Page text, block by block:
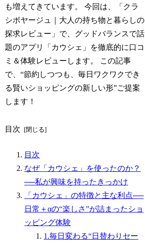
も増えてきています。 今回は、「クラ
シボヤージュ｜大人の持ち物と暮らしの
探求レビュー」で、グッドバランスで話
題のアプリ「カウシェ」を徹底的に口コ
ミ＆体験レビューします。 この記事
で、“節約しつつも、毎日ワクワクでき
る賢いショッピングの新しい形”ご提案
します！
目次
目次
なぜ「カウシェ」を使ったのか？
──私が興味を持ったきっかけ
「カウシェ」の特徴と主な利点──
日常＋αの“楽しさ”が詰まったショ
ッピング体験
1.毎日変わる“日替わりセー